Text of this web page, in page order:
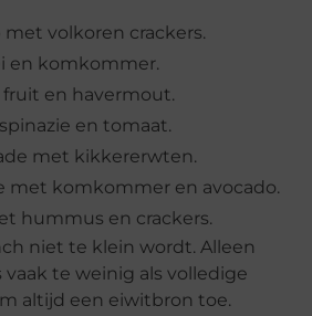
volkoren crackers.
en komkommer.
en havermout.
en tomaat.
met kikkererwten.
met komkommer en avocado.
hummus en crackers.
niet te klein wordt. Alleen
vaak te weinig als volledige
altijd een eiwitbron toe.